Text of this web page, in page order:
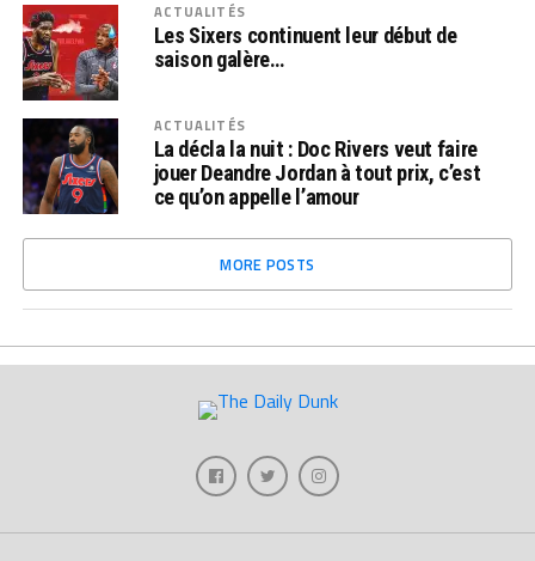
ACTUALITÉS
Les Sixers continuent leur début de
saison galère…
ACTUALITÉS
La décla la nuit : Doc Rivers veut faire
jouer Deandre Jordan à tout prix, c’est
ce qu’on appelle l’amour
MORE POSTS